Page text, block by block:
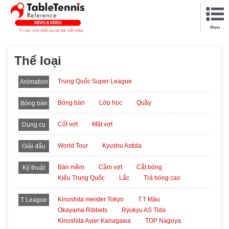
Tin tức mới nhất và các bài viết video
Menu
Thể loại
Animation Trung Quốc Super League
Bóng bàn Bóng bàn Lớp học Quầy
Dụng cụ Cốt vợt Mặt vợt
Giải đấu World Tour Kyushu Astida
Kỹ thuật Bàn mềm Cầm vợt
Cắt bóng
Kiểu Trung Quốc
Lắc Trả bóng cao
T League Kinoshita meister Tokyo
T.T Màu
Okayama Ribbets
Ryukyu AS Tida
Kinoshita Avier Kanagawa
TOP Nagoya